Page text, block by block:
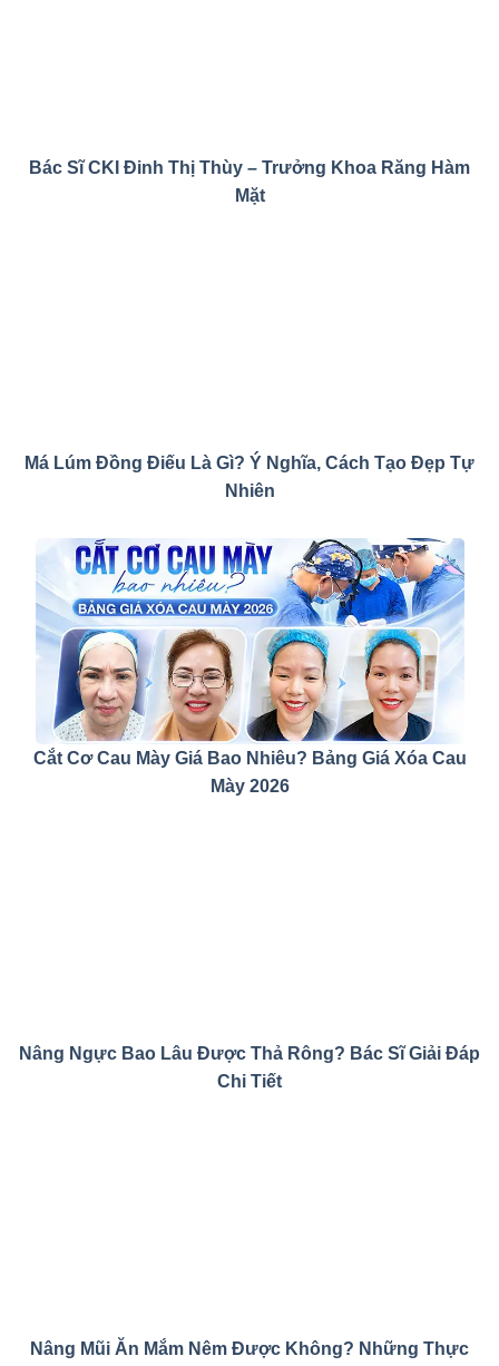
Bác Sĩ CKI Đinh Thị Thùy – Trưởng Khoa Răng Hàm
Mặt
Má Lúm Đồng Điếu Là Gì? Ý Nghĩa, Cách Tạo Đẹp Tự
Nhiên
Cắt Cơ Cau Mày Giá Bao Nhiêu? Bảng Giá Xóa Cau
Mày 2026
Nâng Ngực Bao Lâu Được Thả Rông? Bác Sĩ Giải Đáp
Chi Tiết
Nâng Mũi Ăn Mắm Nêm Được Không? Những Thực